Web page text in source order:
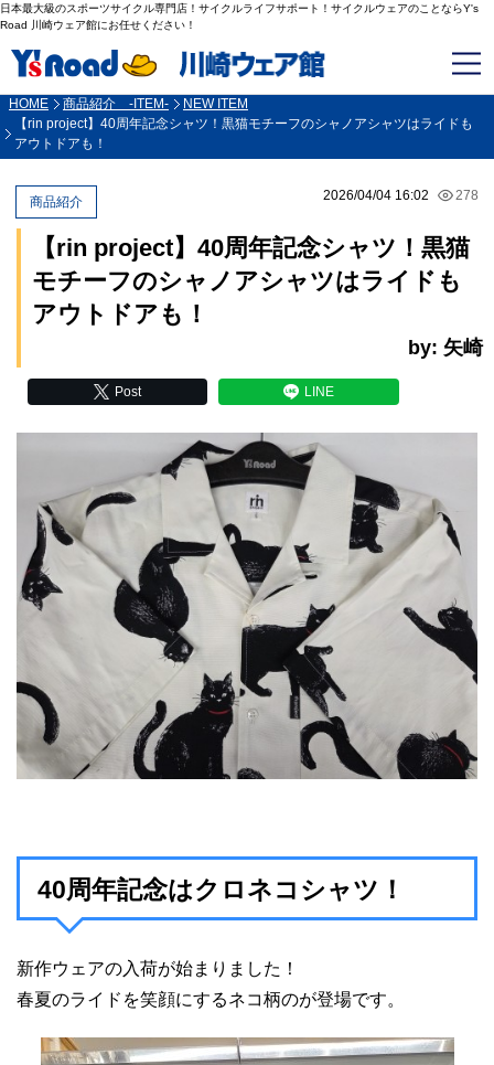
日本最大級のスポーツサイクル専門店！サイクルライフサポート！サイクルウェアのことならY's
Road 川崎ウェア館にお任せください！
HOME 商品紹介 -ITEM-
NEW ITEM
【rin project】40周年記念シャツ！黒猫モチーフのシャノアシャツはライドも
アウトドアも！
2026/04/04 16:02 278
商品紹介
【rin project】40周年記念シャツ！黒猫
モチーフのシャノアシャツはライドも
アウトドアも！
by: 矢崎
Post LINE
40周年記念はクロネコシャツ！
新作ウェアの入荷が始まりました！
春夏のライドを笑顔にするネコ柄のが登場です。